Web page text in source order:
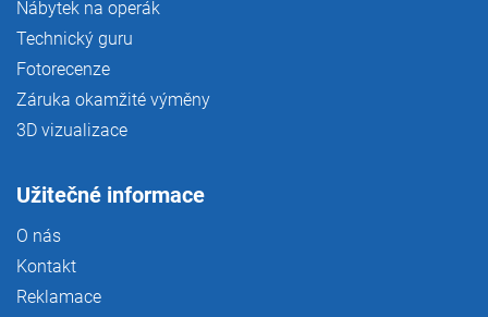
Nábytek na operák
Technický guru
Fotorecenze
Záruka okamžité výměny
3D vizualizace
Užitečné informace
O nás
Kontakt
Reklamace